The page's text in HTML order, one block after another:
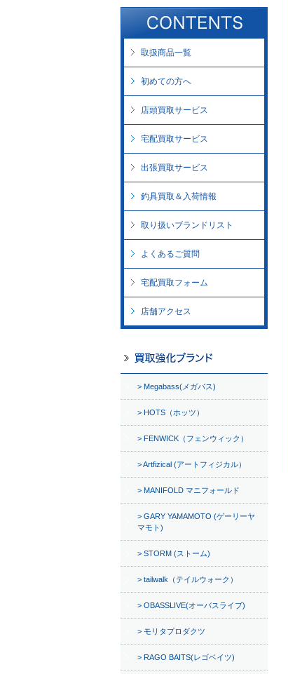
取扱商品一覧
初めての方へ
店頭買取サービス
宅配買取サービス
出張買取サービス
釣具買取＆入荷情報
取り扱いブランドリスト
よくあるご質問
宅配買取フォーム
店舗アクセス
Megabass(メガバス)
HOTS（ホッツ）
FENWICK（フェンウィック）
Artfizical (アートフィジカル）
MANIFOLD マニフォールド
GARY YAMAMOTO (ゲーリーヤ
マモト)
STORM (ストーム)
tailwalk（テイルウォーク）
OBASSLIVE(オーバスライブ)
モリタプロダクツ
RAGO BAITS(レゴベイツ)